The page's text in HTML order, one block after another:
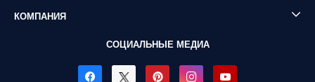
КОМПАНИЯ
СОЦИАЛЬНЫЕ МЕДИА